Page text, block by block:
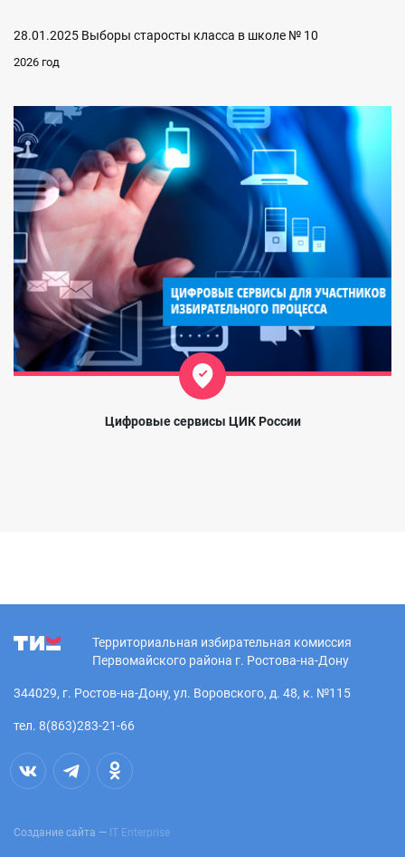
28.01.2025 Выборы старосты класса в школе № 10
2026 год
Цифровые сервисы ЦИК России
Территориальная избирательная комиссия
Первомайского района г. Ростова-на-Дону
344029, г. Ростов-на-Дону, ул. Воровского, д. 48, к. №115
тел. 8(863)283-21-66
Создание сайта — IT Enterprise